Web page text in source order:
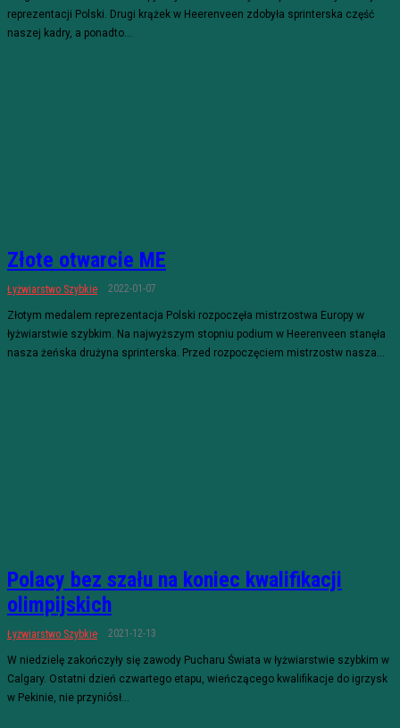
reprezentacji Polski. Drugi krążek w Heerenveen zdobyła sprinterska część
naszej kadry, a ponadto...
Złote otwarcie ME
Łyżwiarstwo Szybkie 2022-01-07
Złotym medalem reprezentacja Polski rozpoczęła mistrzostwa Europy w
łyżwiarstwie szybkim. Na najwyższym stopniu podium w Heerenveen stanęła
nasza żeńska drużyna sprinterska. Przed rozpoczęciem mistrzostw nasza...
Polacy bez szału na koniec kwalifikacji
olimpijskich
Łyżwiarstwo Szybkie 2021-12-13
W niedzielę zakończyły się zawody Pucharu Świata w łyżwiarstwie szybkim w
Calgary. Ostatni dzień czwartego etapu, wieńczącego kwalifikacje do igrzysk
w Pekinie, nie przyniósł...